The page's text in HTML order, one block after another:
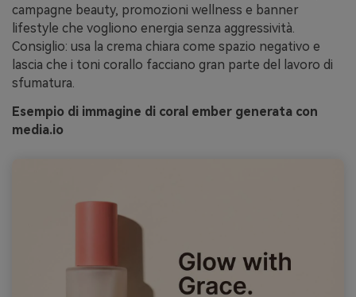
campagne beauty, promozioni wellness e banner
lifestyle che vogliono energia senza aggressività.
Consiglio: usa la crema chiara come spazio negativo e
lascia che i toni corallo facciano gran parte del lavoro di
sfumatura.
Esempio di immagine di coral ember generata con
media.io